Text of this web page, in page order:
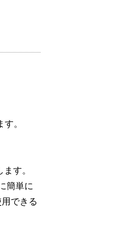
。
す。
簡単に
できる